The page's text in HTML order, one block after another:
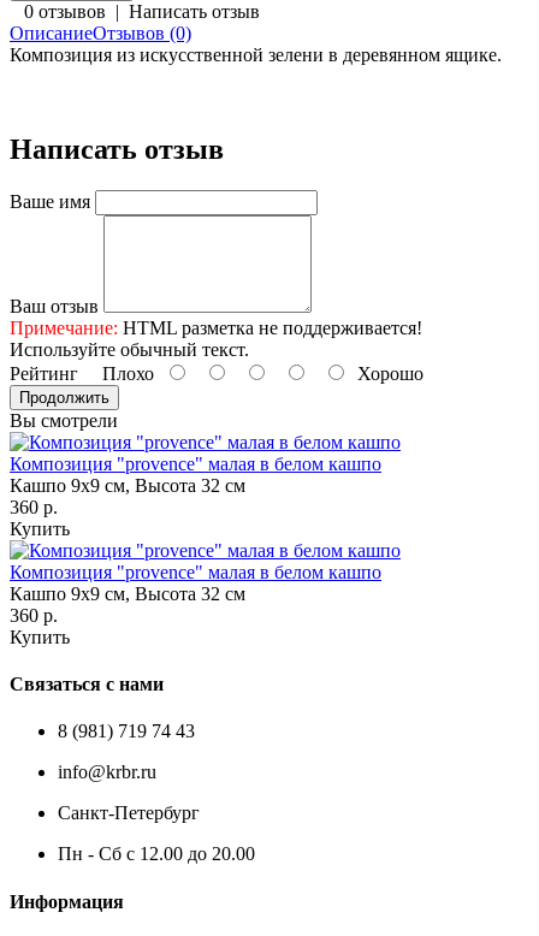
0 отзывов | Написать отзыв
ОписаниеОтзывов (0)
Композиция из искусственной зелени в деревянном ящике.
Написать отзыв
Ваше имя
Ваш отзыв
Примечание: HTML разметка не поддерживается!
Используйте обычный текст.
Рейтинг Плохо Хорошо
Продолжить
Вы смотрели
Композиция "provence" малая в белом кашпо
Кашпо 9х9 см, Высота 32 см
360 р.
Купить
Композиция "provence" малая в белом кашпо
Кашпо 9х9 см, Высота 32 см
360 р.
Купить
Связаться с нами
8 (981) 719 74 43
info@krbr.ru
Санкт-Петербург
Пн - Сб с 12.00 до 20.00
Информация